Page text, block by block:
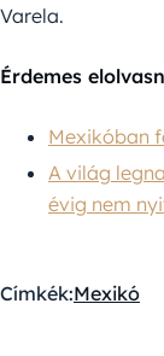
Varela.
Érdemes
Mexikóban
A világ
évig nem
Címkék:Mexikó